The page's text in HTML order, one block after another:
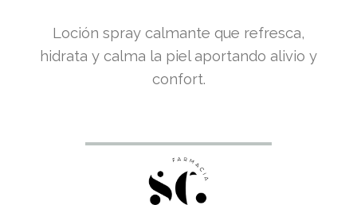
Loción spray calmante que refresca,
hidrata y calma la piel aportando alivio y
confort.